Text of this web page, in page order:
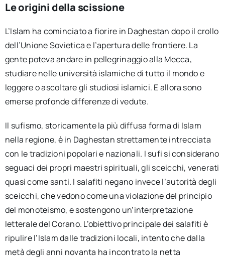
Le origini della scissione
L’Islam ha cominciato a fiorire in Daghestan dopo il crollo
dell’Unione Sovietica e l’apertura delle frontiere. La
gente poteva andare in pellegrinaggio alla Mecca,
studiare nelle università islamiche di tutto il mondo e
leggere o ascoltare gli studiosi islamici. E allora sono
emerse profonde differenze di vedute.
Il sufismo, storicamente la più diffusa forma di Islam
nella regione, è in Daghestan strettamente intrecciata
con le tradizioni popolari e nazionali. I sufi si considerano
seguaci dei propri maestri spirituali, gli sceicchi, venerati
quasi come santi. I salafiti negano invece l’autorità degli
sceicchi, che vedono come una violazione del principio
del monoteismo, e sostengono un’interpretazione
letterale del Corano. L’obiettivo principale dei salafiti è
ripulire l’Islam dalle tradizioni locali, intento che dalla
metà degli anni novanta ha incontrato la netta